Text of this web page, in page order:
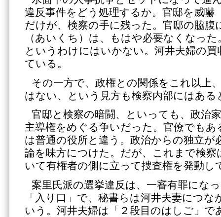
違反事件をどう処理するか。官邸を威嚇
だけが、検察の手に残った。官邸の脇腹
（あいくち）は、もはや必要なくなっ
というわけにはいかない。河井夫婦の
ている。
その一方で、政権との関係をこれ以上
はない、という見方も検察内部にはある
官邸と検察の暗闘、といっても、政治
主導権をめぐる争いだった。官僚でもあ
は普通の役所と違う。政治からの独立が
論を味方につけた。だが、これまで検察
いて有権者の側に立って捜査権を発動し
案里氏派の選挙違反は、一審有罪にな
「入り口」で、秘書らは河井夫妻につ
いう。河井夫婦は「２段目のはしご」で